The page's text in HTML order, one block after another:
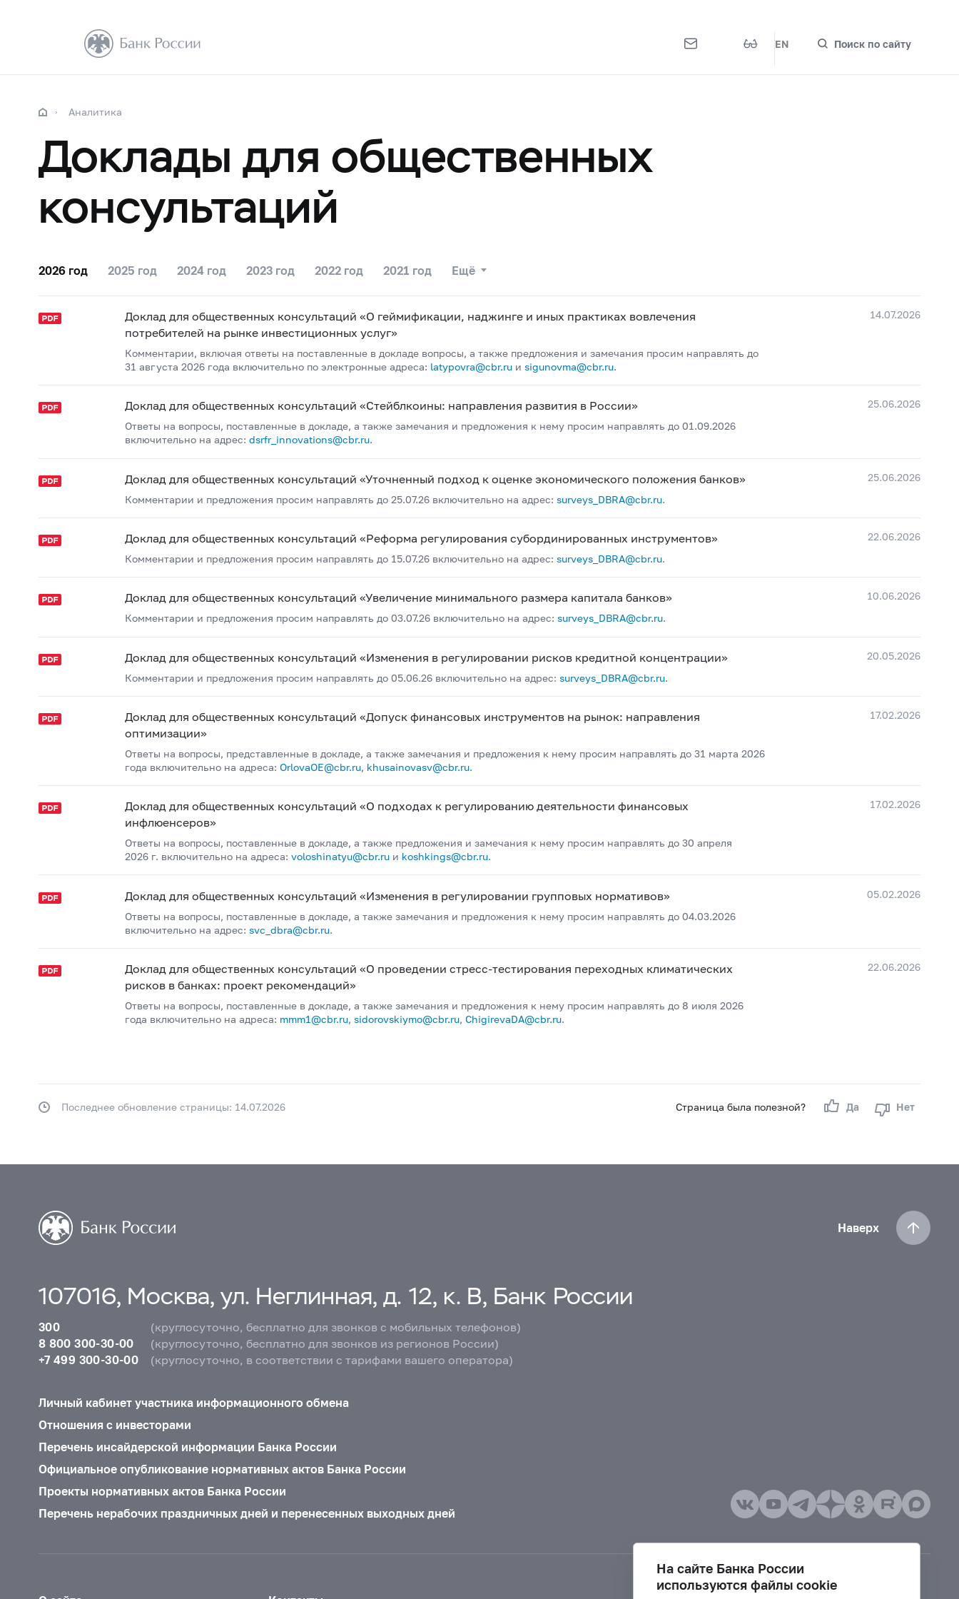
EN Поиск по сайту
Аналитика
Доклады для общественных
консультаций
2026 год 2025 год 2024 год 2023 год 2022 год 2021 год Ещё
14.07.2026
Доклад для общественных консультаций «О геймификации, наджинге и иных практиках вовлечения
потребителей на рынке инвестиционных услуг»
Комментарии, включая ответы на поставленные в докладе вопросы, а также предложения и замечания просим направлять до
31 августа 2026 года включительно по электронные адреса: latypovra@cbr.ruи sigunovma@cbr.ru.
25.06.2026
Доклад для общественных консультаций «Стейблкоины: направления развития в России»
Ответы на вопросы, поставленные в докладе, а также замечания и предложения к нему просим направлять до 01.09.2026
включительно на адрес: dsrfr_innovations@cbr.ru.
25.06.2026
Доклад для общественных консультаций «Уточненный подход к оценке экономического положения банков»
Комментарии и предложения просим направлять до 25.07.26 включительно на адрес: surveys_DBRA@cbr.ru.
22.06.2026
Доклад для общественных консультаций «Реформа регулирования субординированных инструментов»
Комментарии и предложения просим направлять до 15.07.26 включительно на адрес: surveys_DBRA@cbr.ru.
10.06.2026
Доклад для общественных консультаций «Увеличение минимального размера капитала банков»
Комментарии и предложения просим направлять до 03.07.26 включительно на адрес: surveys_DBRA@cbr.ru.
20.05.2026
Доклад для общественных консультаций «Изменения в регулировании рисков кредитной концентрации»
Комментарии и предложения просим направлять до 05.06.26 включительно на адрес: surveys_DBRA@cbr.ru.
17.02.2026
Доклад для общественных консультаций «Допуск финансовых инструментов на рынок: направления
оптимизации»
Ответы на вопросы, представленные в докладе, а также замечания и предложения к нему просим направлять до 31 марта 2026
года включительно на адреса: OrlovaOE@cbr.ru, khusainovasv@cbr.ru.
17.02.2026
Доклад для общественных консультаций «О подходах к регулированию деятельности финансовых
инфлюенсеров»
Ответы на вопросы, поставленные в докладе, а также предложения и замечания к нему просим направлять до 30 апреля
2026 г. включительно на адреса: voloshinatyu@cbr.ruи koshkings@cbr.ru.
05.02.2026
Доклад для общественных консультаций «Изменения в регулировании групповых нормативов»
Ответы на вопросы, поставленные в докладе, а также замечания и предложения к нему просим направлять до 04.03.2026
включительно на адрес: svc_dbra@cbr.ru.
22.06.2026
Доклад для общественных консультаций «О проведении стресс-тестирования переходных климатических
рисков в банках: проект рекомендаций»
Ответы на вопросы, поставленные в докладе, а также замечания и предложения к нему просим направлять до 8 июля 2026
года включительно на адреса: mmm1@cbr.ru, sidorovskiymo@cbr.ru, ChigirevaDA@cbr.ru.
Страница была полезной? Да Нет
Последнее обновление страницы: 14.07.2026
Наверх
107016, Москва, ул. Неглинная, д. 12, к. В, Банк России
300
(круглосуточно, бесплатно для звонков с мобильных телефонов)
8 800 300-30-00
(круглосуточно, бесплатно для звонков из регионов России)
+7 499 300-30-00
(круглосуточно, в соответствии с тарифами вашего оператора)
Личный кабинет участника информационного обмена
Отношения с инвесторами
Перечень инсайдерской информации Банка России
Официальное опубликование нормативных актов Банка России
Проекты нормативных актов Банка России
Перечень нерабочих праздничных дней и перенесенных выходных дней
На сайте Банка России
используются файлы cookie